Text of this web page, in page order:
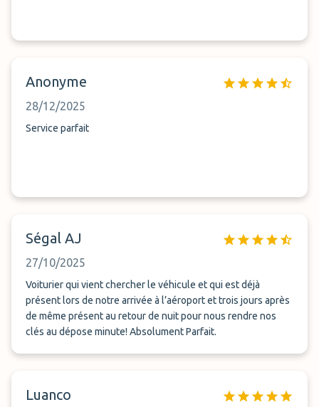
Anonyme
28/12/2025
Service parfait
Ségal AJ
27/10/2025
Voiturier qui vient chercher le véhicule et qui est déjà
présent lors de notre arrivée à l’aéroport et trois jours après
de même présent au retour de nuit pour nous rendre nos
clés au dépose minute! Absolument Parfait.
Luanco